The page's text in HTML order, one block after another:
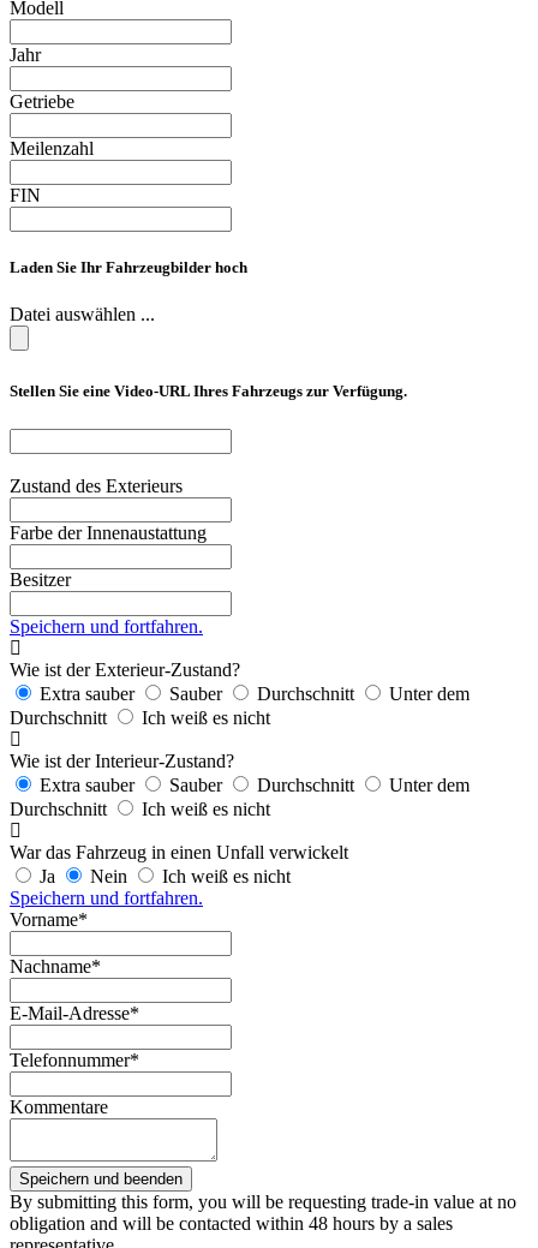
Modell
Jahr
Getriebe
Meilenzahl
FIN
Laden Sie Ihr Fahrzeugbilder hoch
Datei auswählen ...
Stellen Sie eine Video-URL Ihres Fahrzeugs zur Verfügung.
Zustand des Exterieurs
Farbe der Innenaustattung
Besitzer
Speichern und fortfahren.
Wie ist der Exterieur-Zustand?
Extra sauber
Sauber Durchschnitt
Unter dem
Durchschnitt
Ich weiß es nicht
Wie ist der Interieur-Zustand?
Extra sauber
Sauber Durchschnitt
Unter dem
Durchschnitt
Ich weiß es nicht
War das Fahrzeug in einen Unfall verwickelt
Ja
Nein
Ich weiß es nicht
Speichern und fortfahren.
Vorname*
Nachname*
E-Mail-Adresse*
Telefonnummer*
Kommentare
By submitting this form, you will be requesting trade-in value at no
obligation and will be contacted within 48 hours by a sales